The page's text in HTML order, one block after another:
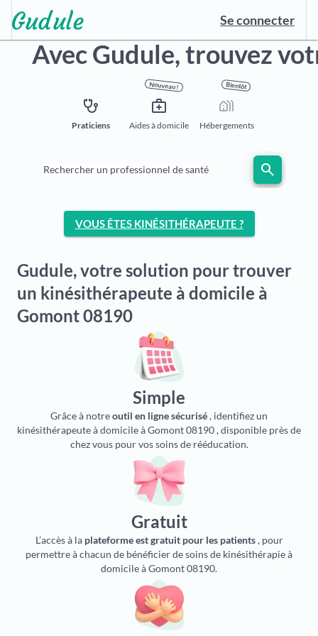
Se connecter
Avec Gudule,trouvez
stethoscope
Praticiens
Nouveau !
medical_services
Aides à domicile
Bientôt
holiday_village
Hébergements
Rechercher un professionnel de santé search
VOUS ÊTES KINÉSITHÉRAPEUTE ?
Gudule, votre solution pour trouver
un kinésithérapeute à domicile à
Gomont 08190
Simple
Grâce à notreoutil en ligne sécurisé, identifiez un
kinésithérapeute à domicile à Gomont 08190 , disponible près de
chez vous pour vos soins de rééducation.
Gratuit
L’accès à la plateforme est gratuit pour les patients, pour
permettre à chacun de bénéficier de soins de kinésithérapie à
domicile à Gomont 08190.